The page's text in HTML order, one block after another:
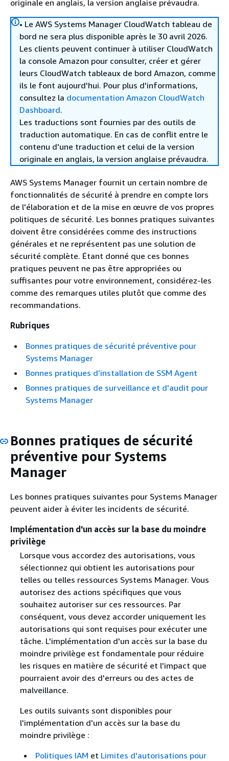
originale en anglais, la version anglaise prévaudra.
• Le AWS Systems Manager CloudWatch tableau de
bord ne sera plus disponible après le 30 avril 2026.
Les clients peuvent continuer à utiliser CloudWatch
la console Amazon pour consulter, créer et gérer
leurs CloudWatch tableaux de bord Amazon, comme
ils le font aujourd'hui. Pour plus d'informations,
consultez la documentation Amazon CloudWatch
Dashboard.
Les traductions sont fournies par des outils de
traduction automatique. En cas de conflit entre le
contenu d'une traduction et celui de la version
originale en anglais, la version anglaise prévaudra.
AWS Systems Manager fournit un certain nombre de
fonctionnalités de sécurité à prendre en compte lors
de l'élaboration et de la mise en œuvre de vos propres
politiques de sécurité. Les bonnes pratiques suivantes
doivent être considérées comme des instructions
générales et ne représentent pas une solution de
sécurité complète. Étant donné que ces bonnes
pratiques peuvent ne pas être appropriées ou
suffisantes pour votre environnement, considérez-les
comme des remarques utiles plutôt que comme des
recommandations.
Rubriques
Bonnes pratiques de sécurité préventive pour
Systems Manager
Bonnes pratiques d’installation de SSM Agent
Bonnes pratiques de surveillance et d'audit pour
Systems Manager
Bonnes pratiques de sécurité
préventive pour Systems
Manager
Les bonnes pratiques suivantes pour Systems Manager
peuvent aider à éviter les incidents de sécurité.
Implémentation d'un accès sur la base du moindre
privilège
Lorsque vous accordez des autorisations, vous
sélectionnez qui obtient les autorisations pour
telles ou telles ressources Systems Manager. Vous
autorisez des actions spécifiques que vous
souhaitez autoriser sur ces ressources. Par
conséquent, vous devez accorder uniquement les
autorisations qui sont requises pour exécuter une
tâche. L'implémentation d'un accès sur la base du
moindre privilège est fondamentale pour réduire
les risques en matière de sécurité et l'impact que
pourraient avoir des d'erreurs ou des actes de
malveillance.
Les outils suivants sont disponibles pour
l'implémentation d'un accès sur la base du
moindre privilège :
Politiques IAM et Limites d'autorisations pour